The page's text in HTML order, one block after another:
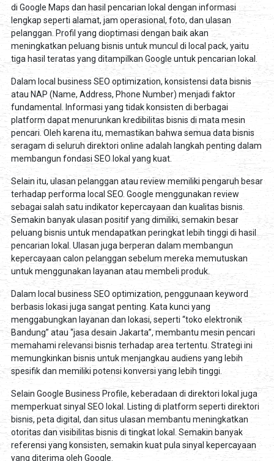
di Google Maps dan hasil pencarian lokal dengan informasi
lengkap seperti alamat, jam operasional, foto, dan ulasan
pelanggan. Profil yang dioptimasi dengan baik akan
meningkatkan peluang bisnis untuk muncul di local pack, yaitu
tiga hasil teratas yang ditampilkan Google untuk pencarian lokal.
Dalam local business SEO optimization, konsistensi data bisnis
atau NAP (Name, Address, Phone Number) menjadi faktor
fundamental. Informasi yang tidak konsisten di berbagai
platform dapat menurunkan kredibilitas bisnis di mata mesin
pencari. Oleh karena itu, memastikan bahwa semua data bisnis
seragam di seluruh direktori online adalah langkah penting dalam
membangun fondasi SEO lokal yang kuat.
Selain itu, ulasan pelanggan atau review memiliki pengaruh besar
terhadap performa local SEO. Google menggunakan review
sebagai salah satu indikator kepercayaan dan kualitas bisnis.
Semakin banyak ulasan positif yang dimiliki, semakin besar
peluang bisnis untuk mendapatkan peringkat lebih tinggi di hasil
pencarian lokal. Ulasan juga berperan dalam membangun
kepercayaan calon pelanggan sebelum mereka memutuskan
untuk menggunakan layanan atau membeli produk.
Dalam local business SEO optimization, penggunaan keyword
berbasis lokasi juga sangat penting. Kata kunci yang
menggabungkan layanan dan lokasi, seperti “toko elektronik
Bandung” atau “jasa desain Jakarta”, membantu mesin pencari
memahami relevansi bisnis terhadap area tertentu. Strategi ini
memungkinkan bisnis untuk menjangkau audiens yang lebih
spesifik dan memiliki potensi konversi yang lebih tinggi.
Selain Google Business Profile, keberadaan di direktori lokal juga
memperkuat sinyal SEO lokal. Listing di platform seperti direktori
bisnis, peta digital, dan situs ulasan membantu meningkatkan
otoritas dan visibilitas bisnis di tingkat lokal. Semakin banyak
referensi yang konsisten, semakin kuat pula sinyal kepercayaan
yang diterima oleh Google.